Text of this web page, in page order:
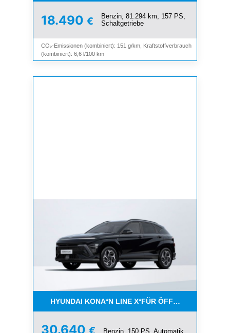
18.490 €
Benzin, 81.294 km, 157 PS,
Schaltgetriebe
CO₂-Emissionen (kombiniert): 151 g/km, Kraftstoffverbrauch
(kombiniert): 6,6 l/100 km
HYUNDAI KONA*N LINE X*FÜR ÖFFENTLICH.
30.640 € Benzin, 150 PS, Automatik